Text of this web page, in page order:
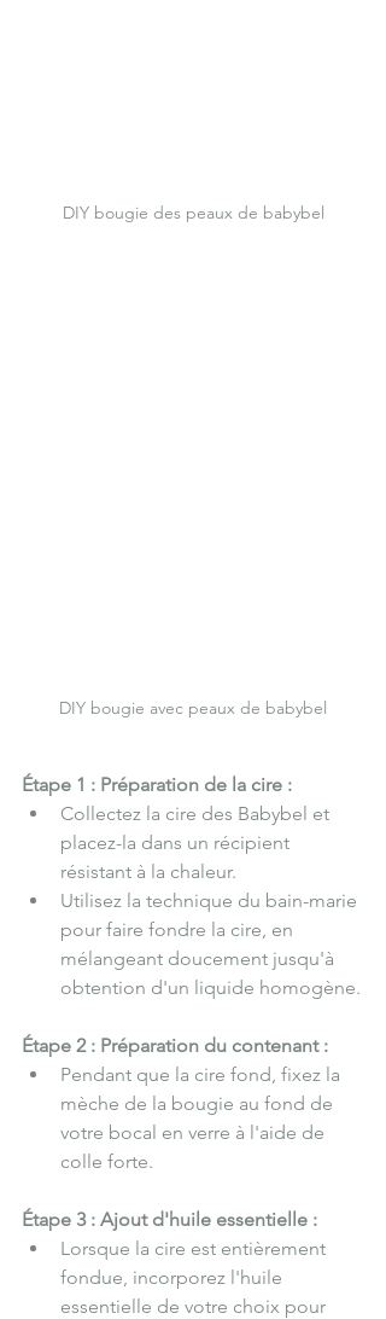
DIY bougie des peaux de babybel
DIY bougie avec peaux de babybel
Étape 1 : Préparation de la cire :
Collectez la cire des Babybel et
placez-la dans un récipient
résistant à la chaleur.
Utilisez la technique du bain-marie
pour faire fondre la cire, en
mélangeant doucement jusqu'à
obtention d'un liquide homogène.
Étape 2 : Préparation du contenant :
Pendant que la cire fond, fixez la
mèche de la bougie au fond de
votre bocal en verre à l'aide de
colle forte.
Étape 3 : Ajout d'huile essentielle :
Lorsque la cire est entièrement
fondue, incorporez l'huile
essentielle de votre choix pour